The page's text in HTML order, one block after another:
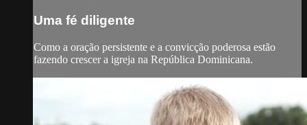
Uma fé diligente
Como a oração persistente e a convicção poderosa estão
fazendo crescer a igreja na República Dominicana.